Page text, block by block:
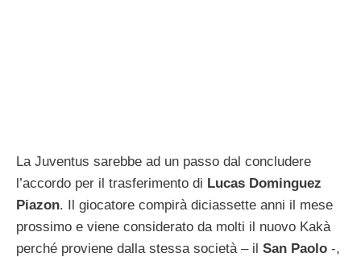
La Juventus sarebbe ad un passo dal concludere
l’accordo per il trasferimento di Lucas Dominguez
Piazon. Il giocatore compirà diciassette anni il mese
prossimo e viene considerato da molti il nuovo Kakà
perché proviene dalla stessa società – il San Paolo -,